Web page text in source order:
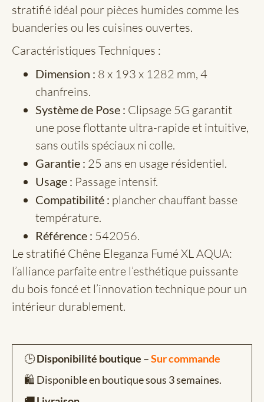
stratifié idéal pour pièces humides comme les
buanderies ou les cuisines ouvertes.
Caractéristiques Techniques :
Dimension : 8 x 193 x 1282 mm, 4
chanfreins.
Système de Pose : Clipsage 5G garantit
une pose flottante ultra-rapide et intuitive,
sans outils spéciaux ni colle.
Garantie : 25 ans en usage résidentiel.
Usage : Passage intensif.
Compatibilité : plancher chauffant basse
température.
Référence : 542056.
Le stratifié Chêne Eleganza Fumé XL AQUA:
l’alliance parfaite entre l’esthétique puissante
du bois foncé et l’innovation technique pour un
intérieur durablement.
🕒Disponibilité boutique –Sur commande
🛍️ Disponible en boutique sous 3 semaines.